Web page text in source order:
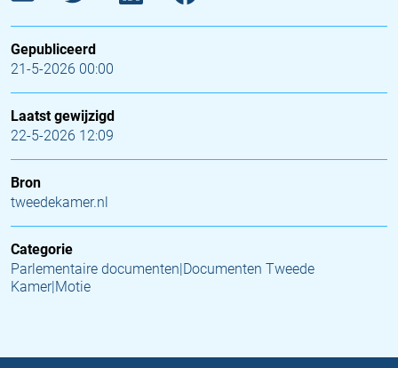
Gepubliceerd
21-5-2026 00:00
Laatst gewijzigd
22-5-2026 12:09
Bron
tweedekamer.nl
Categorie
Parlementaire documenten|Documenten Tweede
Kamer|Motie